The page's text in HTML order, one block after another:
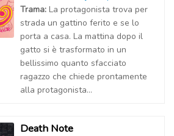
Trama: La protagonista trova per
strada un gattino ferito e se lo
porta a casa. La mattina dopo il
gatto si è trasformato in un
bellissimo quanto sfacciato
ragazzo che chiede prontamente
alla protagonista...
Death Note